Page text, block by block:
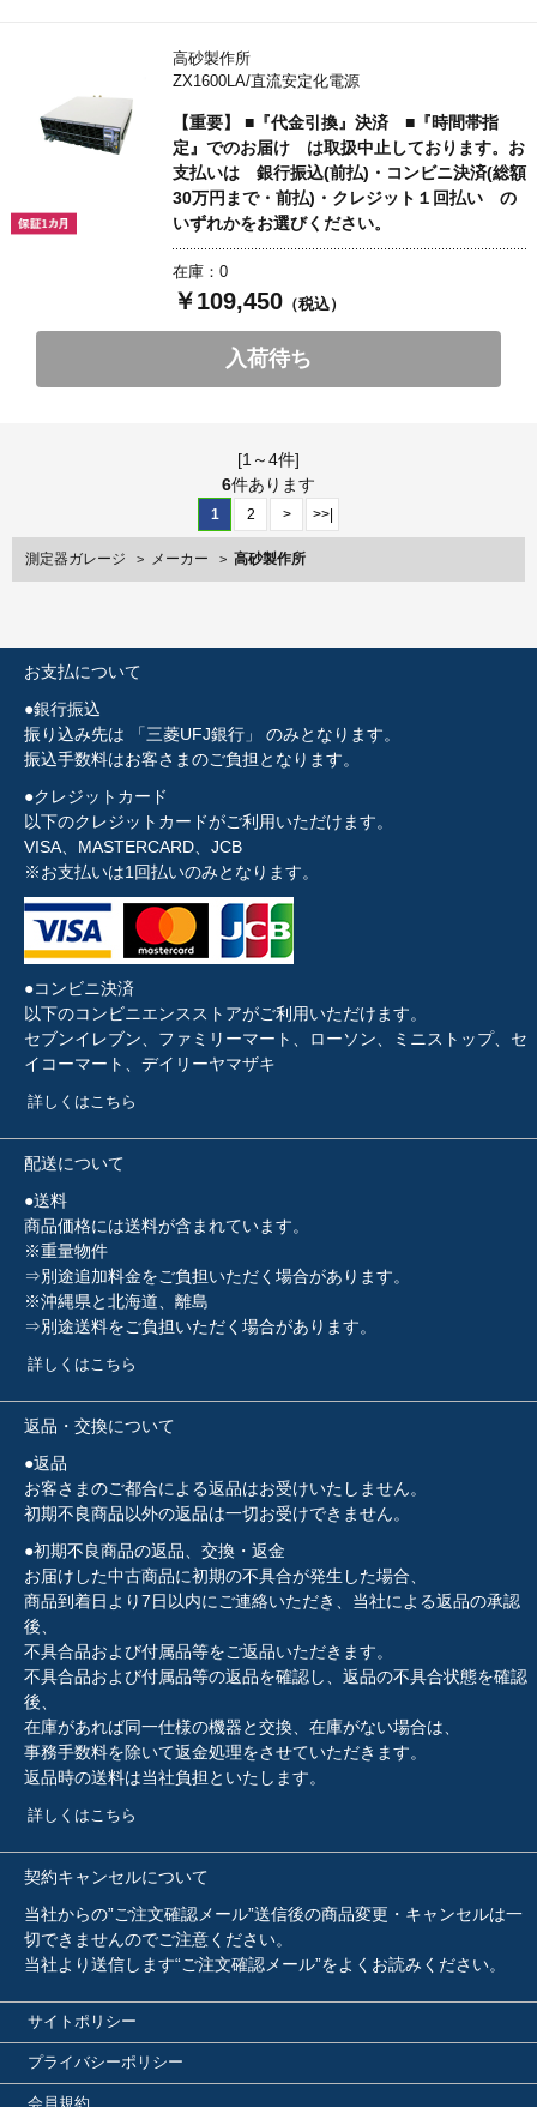
高砂製作所
ZX1600LA/直流安定化電源
【重要】 ■『代金引換』決済 ■『時間帯指
定』でのお届け は取扱中止しております。お
支払いは 銀行振込(前払)・コンビニ決済(総額
30万円まで・前払)・クレジット１回払い の
いずれかをお選びください。
在庫：0
￥109,450 （税込）
入荷待ち
[1～4件]
6件あります
1 2 > >>|
測定器ガレージ > メーカー > 高砂製作所
お支払について
●銀行振込
振り込み先は 「三菱UFJ銀行」 のみとなります。
振込手数料はお客さまのご負担となります。
●クレジットカード
以下のクレジットカードがご利用いただけます。
VISA、MASTERCARD、JCB
※お支払いは1回払いのみとなります。
●コンビニ決済
以下のコンビニエンスストアがご利用いただけます。
セブンイレブン、ファミリーマート、ローソン、ミニストップ、セ
イコーマート、デイリーヤマザキ
詳しくはこちら
配送について
●送料
商品価格には送料が含まれています。
※重量物件
⇒別途追加料金をご負担いただく場合があります。
※沖縄県と北海道、離島
⇒別途送料をご負担いただく場合があります。
詳しくはこちら
返品・交換について
●返品
お客さまのご都合による返品はお受けいたしません。
初期不良商品以外の返品は一切お受けできません。
●初期不良商品の返品、交換・返金
お届けした中古商品に初期の不具合が発生した場合、
商品到着日より7日以内にご連絡いただき、当社による返品の承認
後、
不具合品および付属品等をご返品いただきます。
不具合品および付属品等の返品を確認し、返品の不具合状態を確認
後、
在庫があれば同一仕様の機器と交換、在庫がない場合は、
事務手数料を除いて返金処理をさせていただきます。
返品時の送料は当社負担といたします。
詳しくはこちら
契約キャンセルについて
当社からの”ご注文確認メール”送信後の商品変更・キャンセルは一
切できませんのでご注意ください。
当社より送信します“ご注文確認メール”をよくお読みください。
サイトポリシー
プライバシーポリシー
会員規約